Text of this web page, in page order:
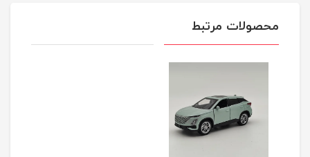
محصولات مرتبط